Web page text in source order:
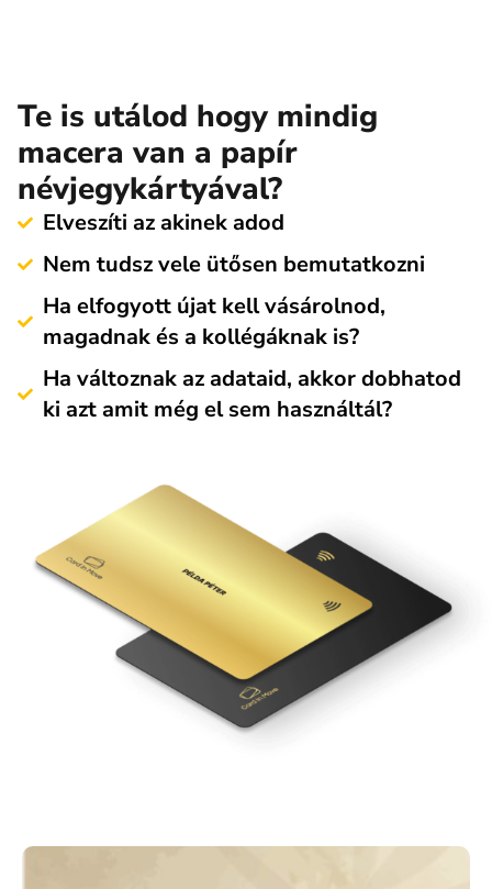
Te is utálod hogy mindig
macera van a papír
névjegykártyával?
Elveszíti az akinek adod
Nem tudsz vele ütősen bemutatkozni
Ha elfogyott újat kell vásárolnod,
magadnak és a kollégáknak is?
Ha változnak az adataid, akkor dobhatod
ki azt amit még el sem használtál?